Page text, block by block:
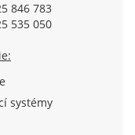
846 783
535 050
systémy